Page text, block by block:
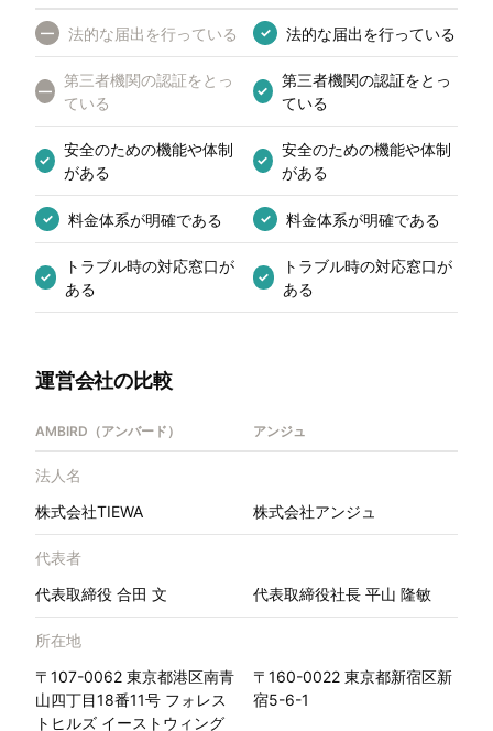
— 法的な届出を行っている ✓ 法的な届出を行っている
—
第三者機関の認証をとっ
ている
✓
第三者機関の認証をとっ
ている
✓
安全のための機能や体制
がある
✓
安全のための機能や体制
がある
✓ 料金体系が明確である ✓ 料金体系が明確である
✓
トラブル時の対応窓口が
ある
✓
トラブル時の対応窓口が
ある
運営会社の比較
AMBIRD（アンバード） アンジュ
法人名
株式会社TIEWA
株式会社アンジュ
代表者
代表取締役 合田 文
代表取締役社長 平山 隆敏
所在地
〒107-0062 東京都港区南青
山四丁目18番11号 フォレス
トヒルズ イーストウィング
〒160-0022 東京都新宿区新
宿5-6-1